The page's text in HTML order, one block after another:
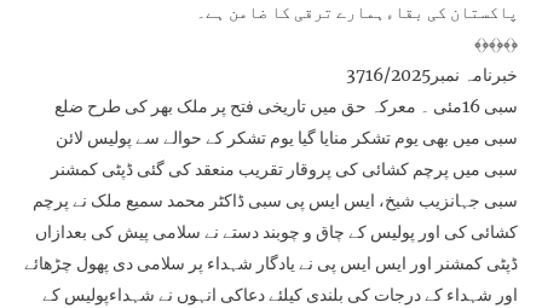
پاکستان کی بقاءہمارے ترقی کا ضامن ہے۔
﴾﴿﴾﴿﴾﴿
خبرنامہ نمبر3716/2025
سبی 16مئی ۔ معرکہ حق میں تاریخی فتح پر ملک بھر کی طرح ضلع
سبی میں بھی یوم تشکر منایا گیا یوم تشکر کے حوالے سے پولیس لائن
سبی میں پرچم کشائی کی پروقار تقریب منعقد کی گئی ڈپٹی کمشنر
سبی جہانزیب شیخ، ایس ایس پی سبی ڈاکٹر محمد سمیع ملک نے پرچم
کشائی کی اور پولیس کے چاق و چوبند دستے نے سلامی پیش کی بعدازاں
ڈپٹی کمشنر اور ایس ایس پی نے یادگار شہداء پر سلامی دی پھول چڑھائے
اور شہداء کے درجات کی بلندی کیلئے دعاکی انہوں نے شہداءپولیس کے